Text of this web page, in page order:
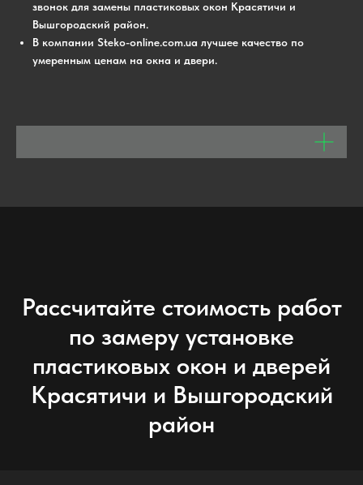
звонок для замены пластиковых окон Красятичи и
Вышгородский район.
В компании Steko-online.com.ua лучшее качество по
умеренным ценам на окна и двери.
Рассчитайте стоимость работ
по замеру установке
пластиковых окон и дверей
Красятичи и Вышгородский
район